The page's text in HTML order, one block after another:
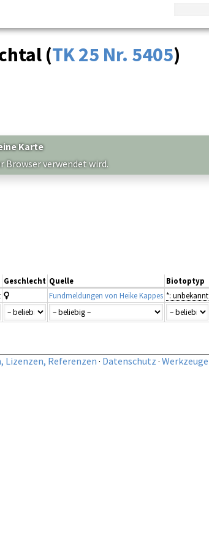
(TK 25 Nr. 5405)
Karte
Browser verwendet wird.
Geschlecht Quelle Biotoptyp
Fundmeldungen von Heike Kappes *: unbekannt
Lizenzen, Referenzen· Datenschutz · Werkzeuge